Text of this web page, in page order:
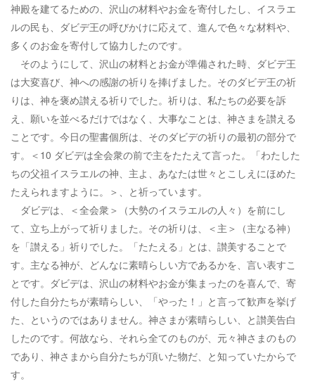
神殿を建てるための、沢山の材料やお金を寄付したし、イスラエ
ルの民も、ダビデ王の呼びかけに応えて、進んで色々な材料や、
多くのお金を寄付して協力したのです。
そのようにして、沢山の材料とお金が準備された時、ダビデ王
は大変喜び、神への感謝の祈りを捧げました。そのダビデ王の祈
りは、神を褒め讃える祈りでした。祈りは、私たちの必要を訴
え、願いを並べるだけではなく、大事なことは、神さまを讃える
ことです。今日の聖書個所は、そのダビデの祈りの最初の部分で
す。＜10 ダビデは全会衆の前で主をたたえて言った。「わたした
ちの父祖イスラエルの神、主よ、あなたは世々とこしえにほめた
たえられますように。＞、と祈っています。
ダビデは、＜全会衆＞（大勢のイスラエルの人々）を前にし
て、立ち上がって祈りました。その祈りは、＜主＞（主なる神）
を「讃える」祈りでした。「たたえる」とは、讃美することで
す。主なる神が、どんなに素晴らしい方であるかを、言い表すこ
とです。ダビデは、沢山の材料やお金が集まったのを喜んで、寄
付した自分たちが素晴らしい、「やった！」と言って歓声を挙げ
た、というのではありません。神さまが素晴らしい、と讃美告白
したのです。何故なら、それら全てのものが、元々神さまのもの
であり、神さまから自分たちが頂いた物だ、と知っていたからで
す。